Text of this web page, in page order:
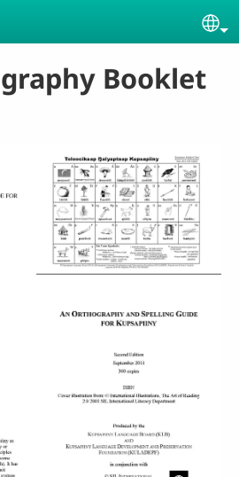
Booklet